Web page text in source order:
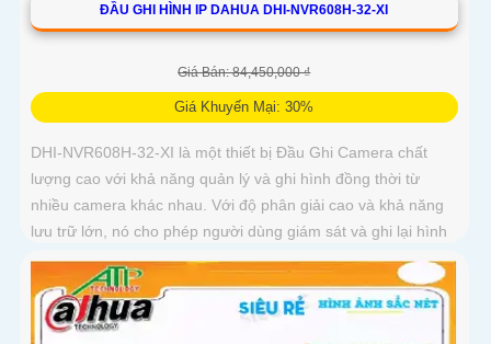
ĐẦU GHI HÌNH IP DAHUA DHI-NVR608H-32-XI
Giá Bán: 84,450,000 ₫
Giá Khuyến Mại: 30%
DHI-NVR608H-32-XI là một thiết bị Đầu Ghi Camera chất
lượng cao với khả năng quản lý và ghi hình đồng thời từ
nhiều camera khác nhau. Với độ phân giải cao và khả năng
lưu trữ lớn, nó cho phép người dùng giám sát và ghi lại hình
ảnh chất lượng tốt